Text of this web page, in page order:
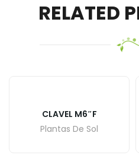
RELATED
CLAVEL M6″F
Plantas De Sol